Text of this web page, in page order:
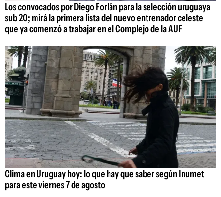
Los convocados por Diego Forlán para la selección uruguaya
sub 20; mirá la primera lista del nuevo entrenador celeste
que ya comenzó a trabajar en el Complejo de la AUF
Clima en Uruguay hoy: lo que hay que saber según Inumet
para este viernes 7 de agosto